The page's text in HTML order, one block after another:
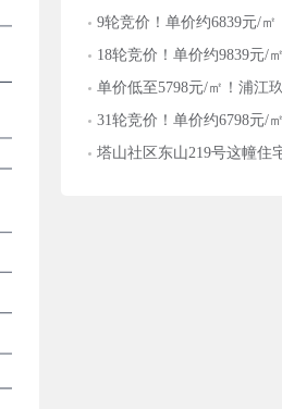
9轮竞价！单价约6839元/
18轮竞价！单价约9839元/
单价低至5798元/㎡！浦江
31轮竞价！单价约6798元/
塔山社区东山219号这幢住